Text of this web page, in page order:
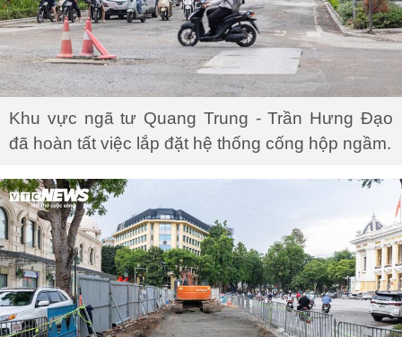
Khu vực ngã tư Quang Trung - Trần Hưng Đạo
đã hoàn tất việc lắp đặt hệ thống cống hộp ngầm.